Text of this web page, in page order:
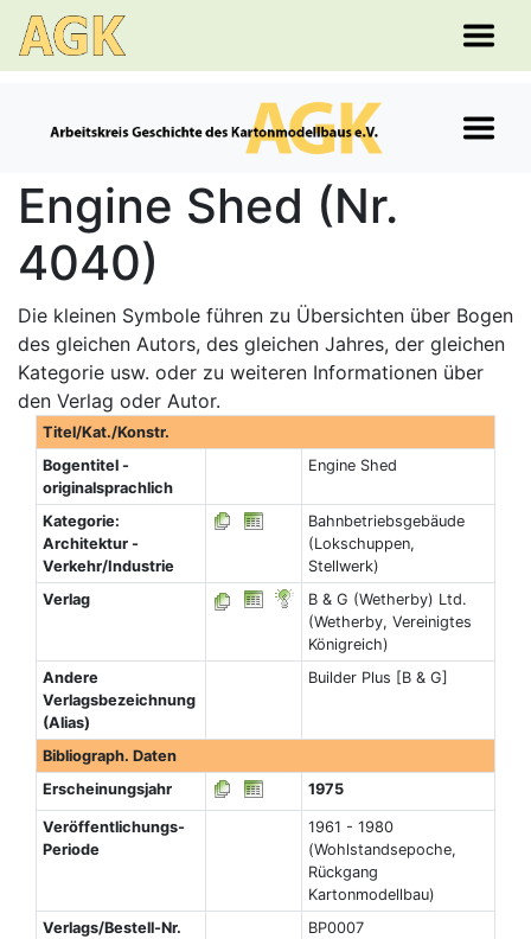
Engine Shed (Nr.
4040)
Die kleinen Symbole führen zu Übersichten über Bogen
des gleichen Autors, des gleichen Jahres, der gleichen
Kategorie usw. oder zu weiteren Informationen über
den Verlag oder Autor.
Titel/Kat./Konstr.
Bogentitel -
originalsprachlich
Engine Shed
Kategorie:
Architektur -
Verkehr/Industrie
Bahnbetriebsgebäude
(Lokschuppen,
Stellwerk)
Verlag
B & G (Wetherby) Ltd.
(Wetherby, Vereinigtes
Königreich)
Andere
Verlagsbezeichnung
(Alias)
Builder Plus [B & G]
Bibliograph. Daten
Erscheinungsjahr
1975
Veröffentlichungs-
Periode
1961 - 1980
(Wohlstandsepoche,
Rückgang
Kartonmodellbau)
Verlags/Bestell-Nr.
BP0007